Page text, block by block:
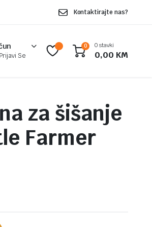
Kontaktirajte nas?
Se
0 0 stavki
0,00 KM
za šišanje
Farmer